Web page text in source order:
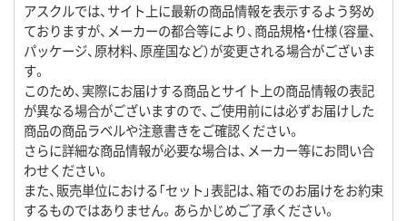
アスクルでは、サイト上に最新の商品情報を表示するよう努め
ておりますが、メーカーの都合等により、商品規格・仕様（容量、
パッケージ、原材料、原産国など）が変更される場合がございま
す。
このため、実際にお届けする商品とサイト上の商品情報の表記
が異なる場合がございますので、ご使用前には必ずお届けした
商品の商品ラベルや注意書きをご確認ください。
さらに詳細な商品情報が必要な場合は、メーカー等にお問い合
わせください。
また、販売単位における「セット」表記は、箱でのお届けをお約束
するものではありません。あらかじめご了承ください。